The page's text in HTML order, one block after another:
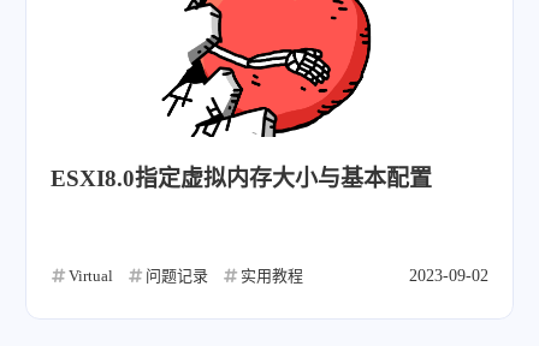
ESXI8.0指定虚拟内存大小与基本配置
Virtual 问题记录 实用教程 2023-09-02